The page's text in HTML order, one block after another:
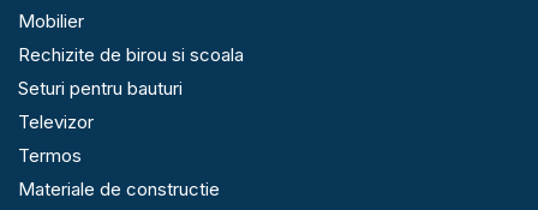
Mobilier
Rechizite de birou si scoala
Seturi pentru bauturi
Televizor
Termos
Materiale de constructie